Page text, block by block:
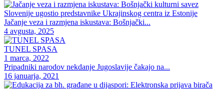
Jačanje veza i razmjena iskustava: Bošnjački...
4 avgusta, 2025
TUNEL SPASA
1 marca, 2022
Pripadniki narodov nekdanje Jugoslavije čakajo na...
16 januarja, 2021